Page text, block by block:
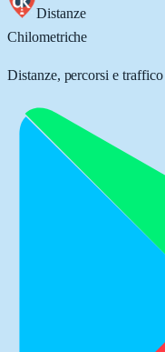
Distanze
Chilometriche
Distanze, percorsi e